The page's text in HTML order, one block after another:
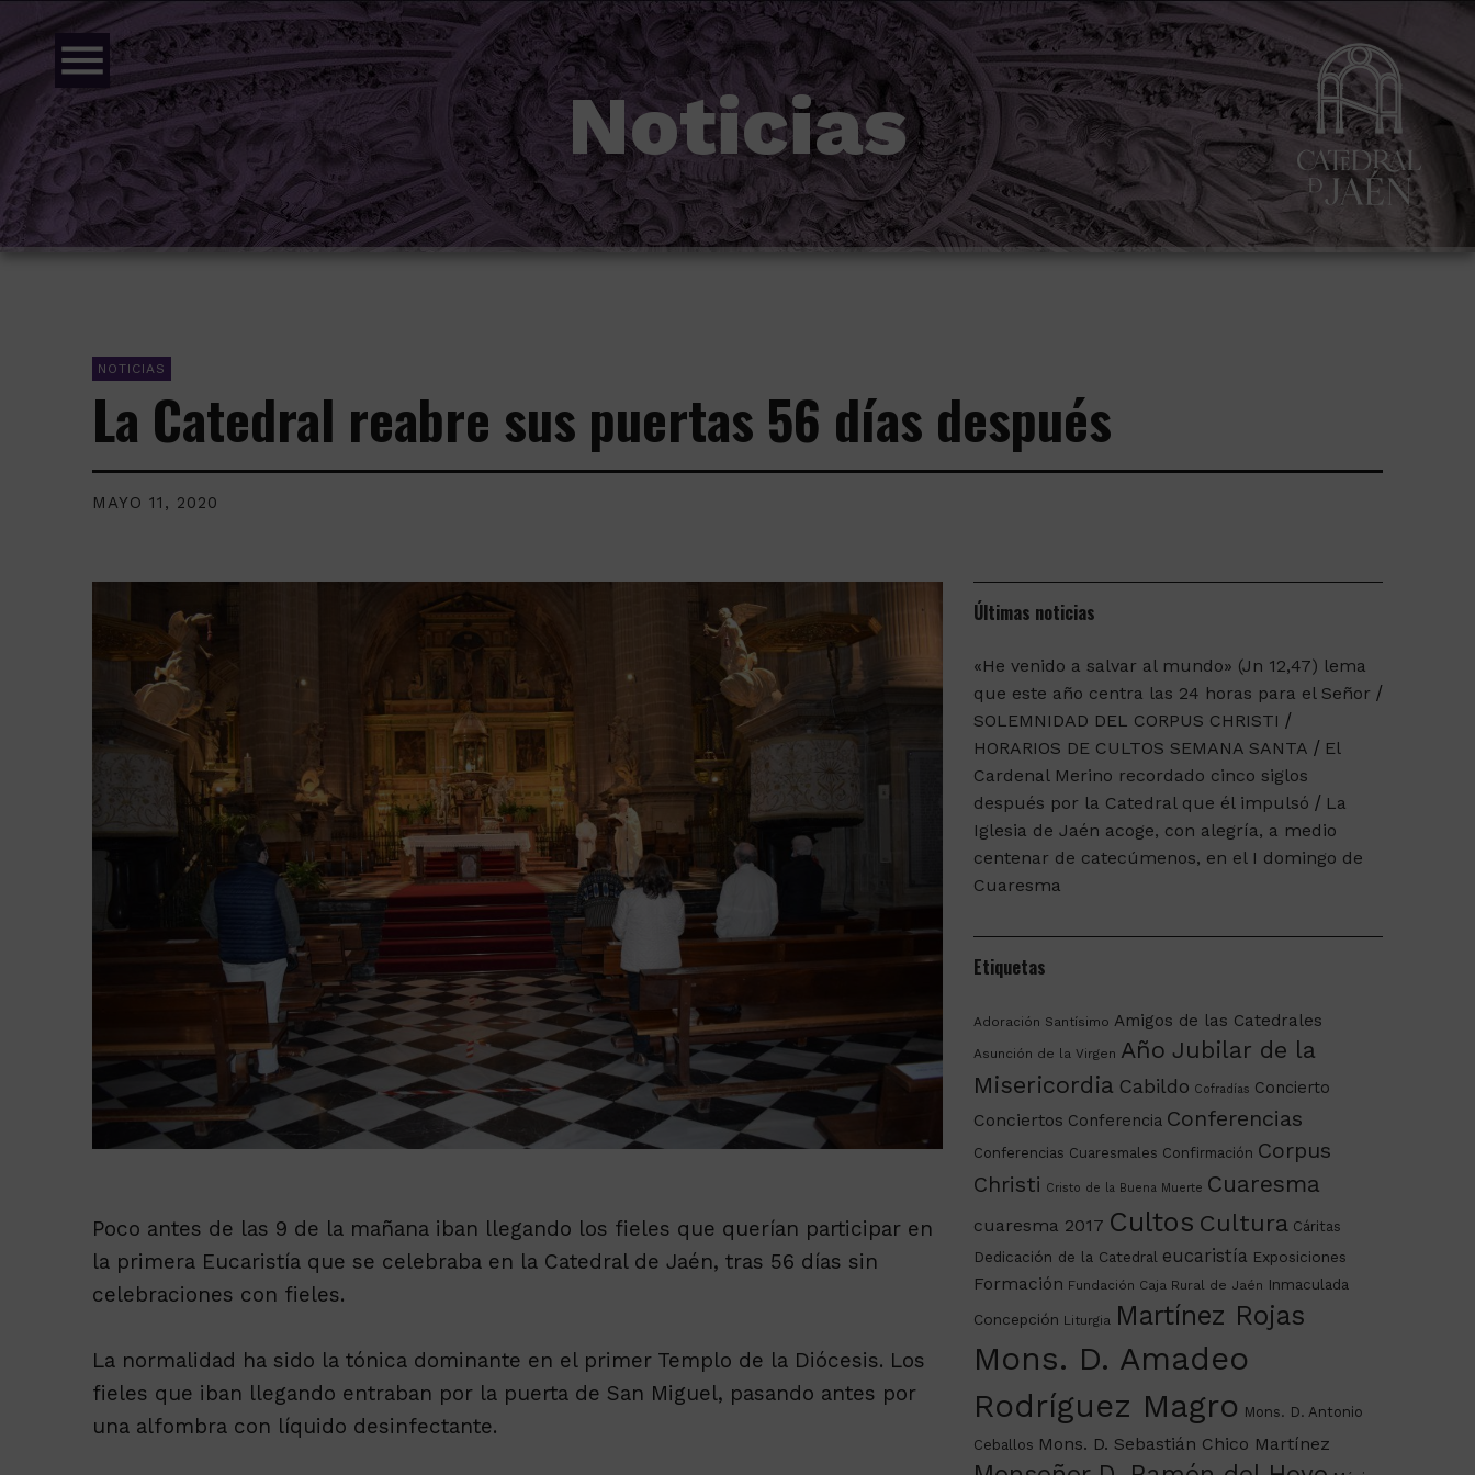
menu
Noticias
NOTICIAS
La Catedral reabre sus puertas 56 días después
MAYO 11, 2020
Poco antes de las 9 de la mañana iban llegando los fieles que querían participar en
la primera Eucaristía que se celebraba en la Catedral de Jaén, tras 56 días sin
celebraciones con fieles.
La normalidad ha sido la tónica dominante en el primer Templo de la Diócesis. Los
fieles que iban llegando entraban por la puerta de San Miguel, pasando antes por
una alfombra con líquido desinfectante.
Últimas noticias
«He venido a salvar al mundo» (Jn 12,47) lema
que este año centra las 24 horas para el Señor
SOLEMNIDAD DEL CORPUS CHRISTI
HORARIOS DE CULTOS SEMANA SANTA
El
Cardenal Merino recordado cinco siglos
después por la Catedral que él impulsó
La
Iglesia de Jaén acoge, con alegría, a medio
centenar de catecúmenos, en el I domingo de
Cuaresma
Etiquetas
Adoración Santísimo Amigos de las Catedrales
Asunción de la Virgen Año Jubilar de la
Misericordia Cabildo Cofradías Concierto
Conciertos Conferencia Conferencias
Conferencias Cuaresmales Confirmación Corpus
Christi Cristo de la Buena Muerte Cuaresma
cuaresma 2017 Cultos Cultura Cáritas
Dedicación de la Catedral eucaristía Exposiciones
Formación Fundación Caja Rural de Jaén Inmaculada
Concepción Liturgia Martínez Rojas
Mons. D. Amadeo
Rodríguez Magro Mons. D. Antonio
Ceballos Mons. D. Sebastián Chico Martínez